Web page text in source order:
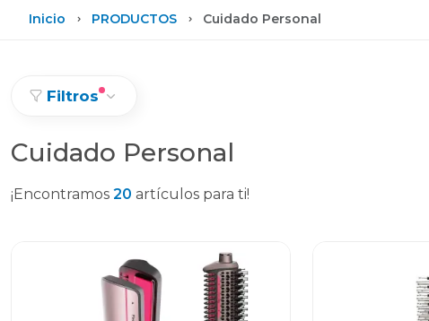
Inicio PRODUCTOS Cuidado Personal
Filtros
Cuidado Personal
¡Encontramos 20 artículos para ti!